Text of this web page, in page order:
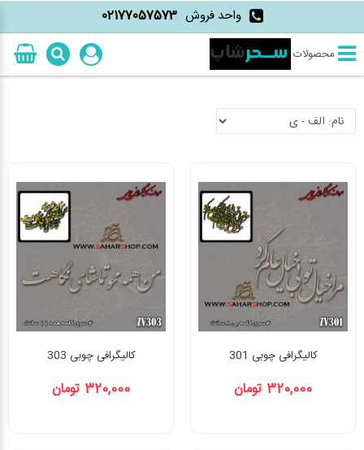
واحد فروش 02177057573
محصولات
کالیگرافی چوبی 301
320,000 تومان
کالیگرافی چوبی 303
320,000 تومان